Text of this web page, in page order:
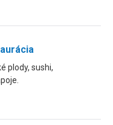
plody, sushi,